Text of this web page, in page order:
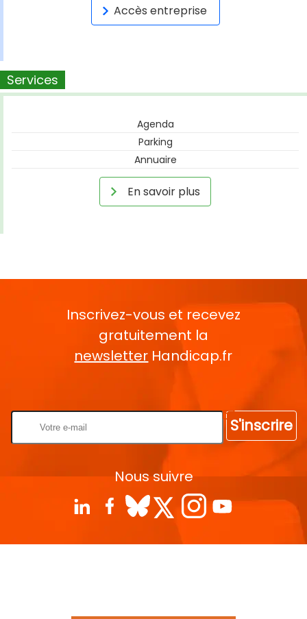
Accès entreprise
Services
Agenda
Parking
Annuaire
En savoir plus
Inscrivez-vous et recevez
gratuitement la
newsletter Handicap.fr
S'inscrire
Nous suivre